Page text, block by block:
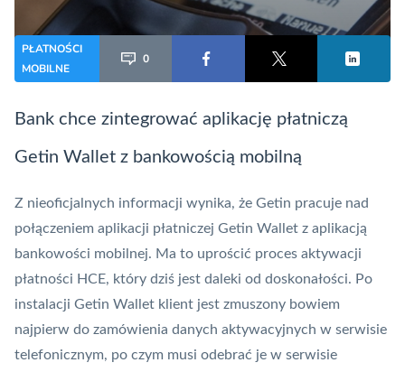
PŁATNOŚCI
MOBILNE
0
Bank chce zintegrować aplikację płatniczą
Getin Wallet z bankowością mobilną
Z nieoficjalnych informacji wynika, że Getin pracuje nad
połączeniem aplikacji płatniczej Getin Wallet z aplikacją
bankowości mobilnej. Ma to uprościć proces aktywacji
płatności HCE, który dziś jest daleki od doskonałości. Po
instalacji Getin Wallet klient jest zmuszony bowiem
najpierw do zamówienia danych aktywacyjnych w serwisie
telefonicznym, po czym musi odebrać je w serwisie